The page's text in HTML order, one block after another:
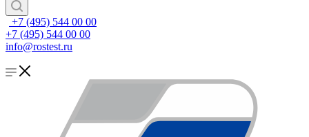
+7 (495) 544 00 00
+7 (495) 544 00 00
info@rostest.ru